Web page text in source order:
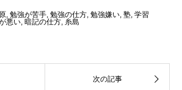
, 勉強が苦手, 勉強の仕方, 勉強嫌い, 塾, 学習
悪い, 暗記の仕方, 糸島